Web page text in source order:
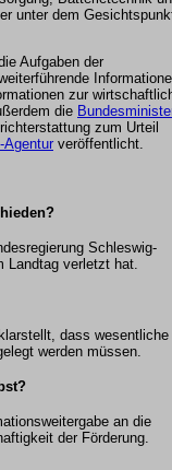
unter dem
Aufgaben der
zur
die
zum Urteil
Agentur veröffentlicht.
Schleswig-
Landtag verletzt hat.
dass wesentliche
werden müssen.
an die
der Förderung.